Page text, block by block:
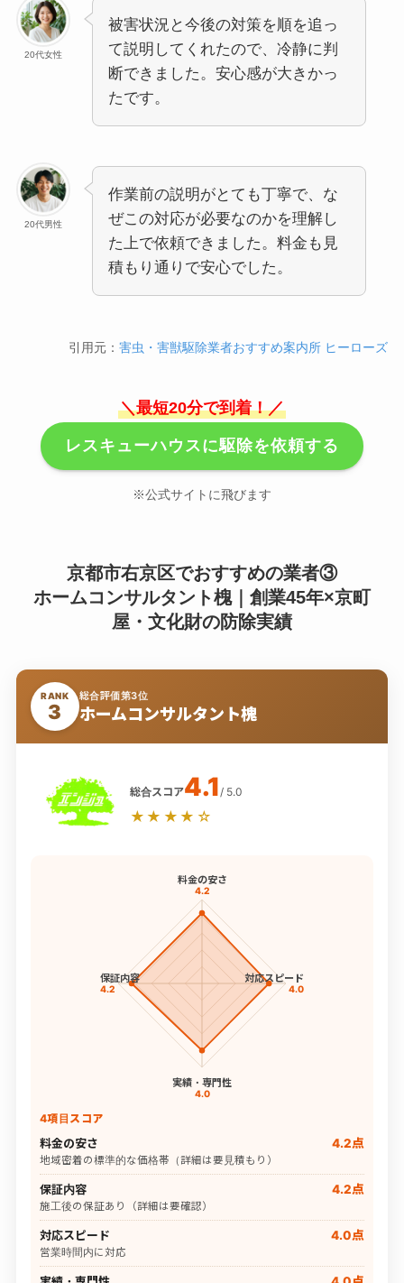
20代女性
被害状況と今後の対策を順を追っ
て説明してくれたので、冷静に判
断できました。安心感が大きかっ
たです。
20代男性
作業前の説明がとても丁寧で、な
ぜこの対応が必要なのかを理解し
た上で依頼できました。料金も見
積もり通りで安心でした。
引用元：害虫・害獣駆除業者おすすめ案内所 ヒーローズ
＼最短20分で到着！／
レスキューハウスに駆除を依頼する
※公式サイトに飛びます
京都市右京区でおすすめの業者③
ホームコンサルタント槐｜創業45年×京町
屋・文化財の防除実績
RANK
3
総合評価第3位
ホームコンサルタント槐
総合スコア4.1/ 5.0
★★★★☆
料金の安さ
4.2
対応スピード
4.0
実績・専門性
4.0
保証内容
4.2
4項目スコア
料金の安さ 4.2点
地域密着の標準的な価格帯（詳細は要見積もり）
保証内容 4.2点
施工後の保証あり（詳細は要確認）
対応スピード 4.0点
営業時間内に対応